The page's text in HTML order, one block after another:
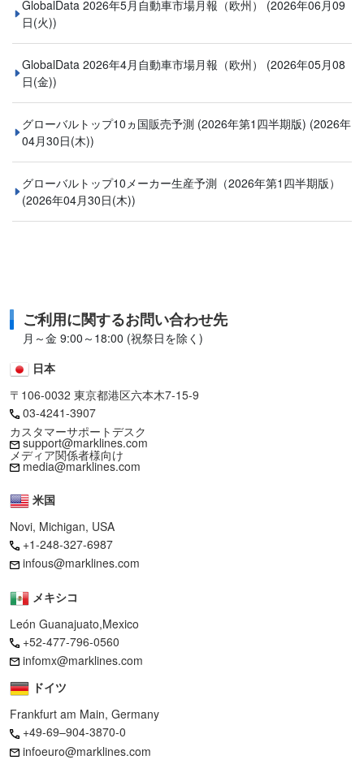
GlobalData 2026年5月自動車市場月報（欧州） (2026年06月09
日(火))
GlobalData 2026年4月自動車市場月報（欧州） (2026年05月08
日(金))
グローバルトップ10ヵ国販売予測 (2026年第1四半期版) (2026年
04月30日(木))
グローバルトップ10メーカー生産予測（2026年第1四半期版）
(2026年04月30日(木))
ご利用に関するお問い合わせ先
月～金 9:00～18:00 (祝祭日を除く)
日本
〒106-0032 東京都港区六本木7-15-9
03-4241-3907
カスタマーサポートデスク
support@marklines.com
メディア関係者様向け
media@marklines.com
米国
Novi, Michigan, USA
+1-248-327-6987
infous@marklines.com
メキシコ
León Guanajuato,Mexico
+52-477-796-0560
infomx@marklines.com
ドイツ
Frankfurt am Main, Germany
+49-69–904-3870-0
infoeuro@marklines.com